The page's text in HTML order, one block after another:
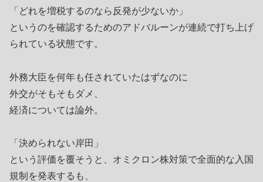
「どれを増税するのなら反発が少ないか」
というのを確認するためのアドバルーンが連続で打ち上げ
られている状態です。
外務大臣を何年も任されていたはずなのに
外交がそもそもダメ、
経済については論外。
「決められない岸田」
という評価を覆そうと、オミクロン株対策で全面的な入国
規制を発表するも、